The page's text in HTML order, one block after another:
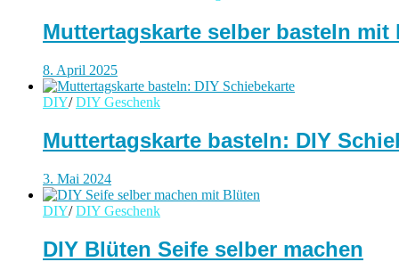
Muttertagskarte selber basteln
8. April 2025
DIY/ DIY Geschenk
Muttertagskarte basteln: DIY
3. Mai 2024
DIY/ DIY Geschenk
DIY Blüten Seife selber machen